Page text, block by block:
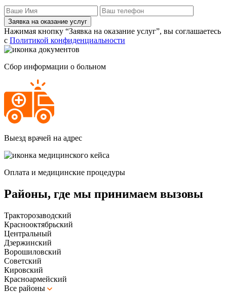
Заявка на оказание услуг
Нажимая кнопку “Заявка на оказание услуг”, вы соглашаетесь
с Политикой конфиденциальности
Сбор информации о больном
Выезд врачей на адрес
Оплата и медицинские процедуры
Районы, где мы принимаем вызовы
Тракторозаводский
Краснооктябрьский
Центральный
Дзержинский
Ворошиловский
Советский
Кировский
Красноармейский
Все районы